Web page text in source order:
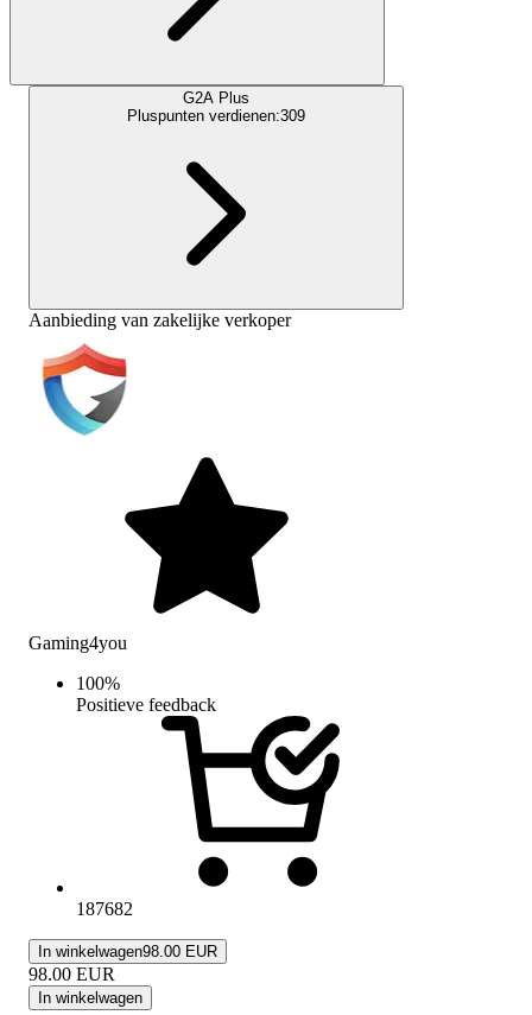
G2A Plus
Pluspunten verdienen:309
Aanbieding van zakelijke verkoper
Gaming4you
100%
Positieve feedback
187682
In winkelwagen98.00 EUR
98.00 EUR
In winkelwagen